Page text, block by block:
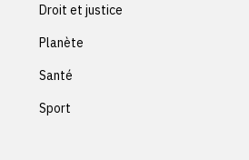
Droit et justice
Planète
Santé
Sport